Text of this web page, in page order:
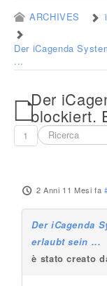
ARCHIVES
Der iCagenda
...
Der
blockiert.
1
2 Anni 11 Mesi fa
Der iCagenda
erlaubt sein ...
è stato creato